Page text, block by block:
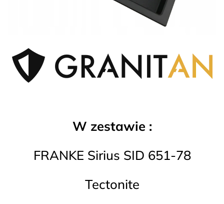
W zestawie :
FRANKE Sirius SID 651-78
Tectonite